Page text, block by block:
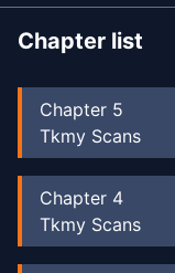
Chapter list
Chapter 5
Tkmy Scans
Chapter 4
Tkmy Scans